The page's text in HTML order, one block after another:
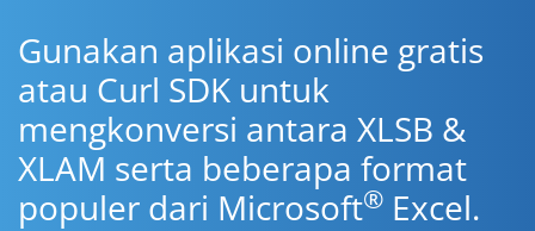
Gunakan aplikasi online gratis
atau Curl SDK untuk
mengkonversi antara XLSB &
XLAM serta beberapa format
populer dari Microsoft® Excel.